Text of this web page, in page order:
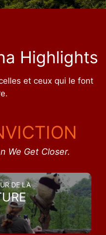
Highlights
et ceux qui le font
We Get Closer.
DE LA